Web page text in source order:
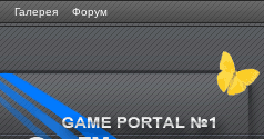
Галерея Форум